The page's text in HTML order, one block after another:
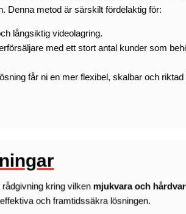
Denna metod är särskilt fördelaktig för:
långsiktig videolagring.
med ett stort antal kunder som
får ni en mer flexibel, skalbar och
kring vilken mjukvara och
och framtidssäkra lösningen.